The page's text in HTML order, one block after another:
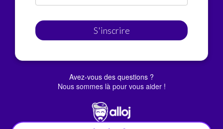
S'inscrire
Avez-vous des questions ?
Nous sommes là pour vous aider !